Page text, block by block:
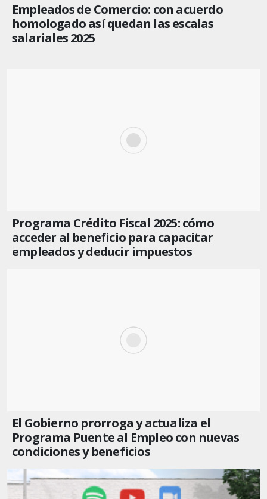
Empleados de Comercio: con acuerdo
homologado así quedan las escalas
salariales 2025
Programa Crédito Fiscal 2025: cómo
acceder al beneficio para capacitar
empleados y deducir impuestos
El Gobierno prorroga y actualiza el
Programa Puente al Empleo con nuevas
condiciones y beneficios